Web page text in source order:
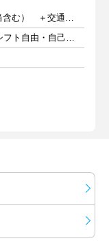
時給1413円以上（深夜手当含む） ＋交通費支給
週3日以上 1日3時間以上 シフト自由・自己申告